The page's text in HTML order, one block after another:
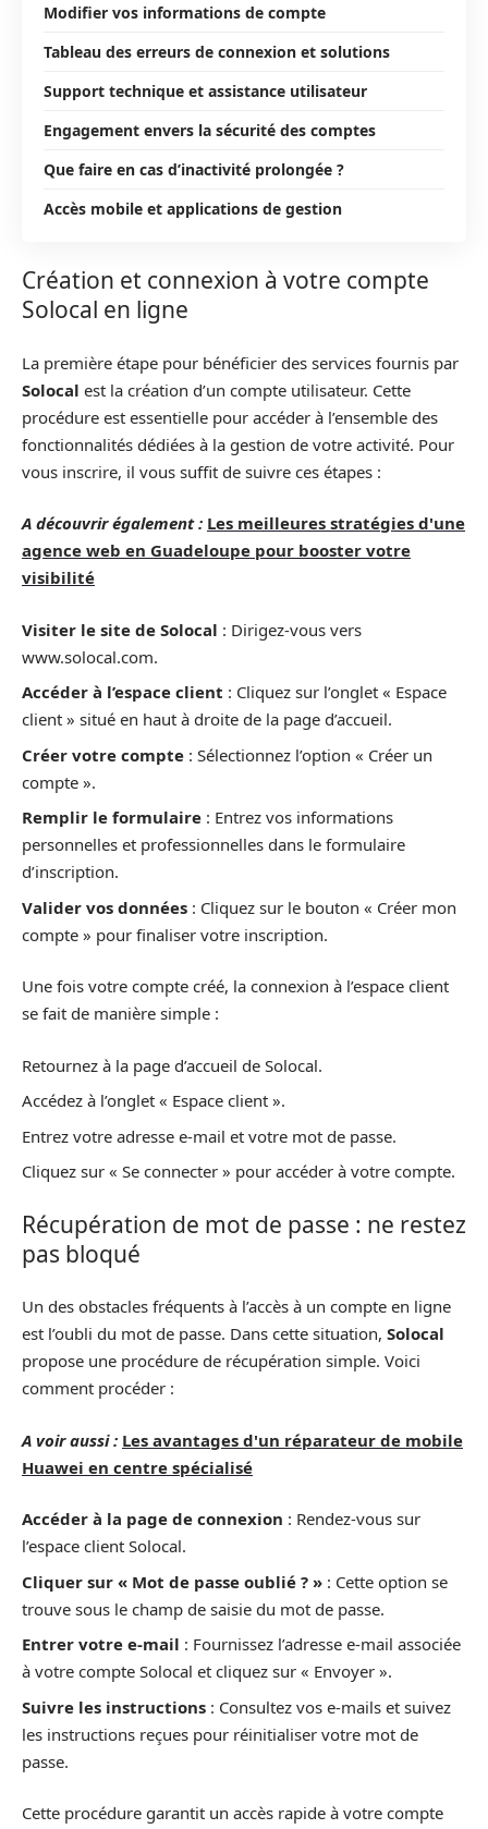
Modifier vos informations de compte
Tableau des erreurs de connexion et solutions
Support technique et assistance utilisateur
Engagement envers la sécurité des comptes
Que faire en cas d’inactivité prolongée ?
Accès mobile et applications de gestion
Création et connexion à votre compte
Solocal en ligne
La première étape pour bénéficier des services fournis par
Solocal est la création d’un compte utilisateur. Cette
procédure est essentielle pour accéder à l’ensemble des
fonctionnalités dédiées à la gestion de votre activité. Pour
vous inscrire, il vous suffit de suivre ces étapes :
A découvrir également : Les meilleures stratégies d'une
agence web en Guadeloupe pour booster votre
visibilité
Visiter le site de Solocal : Dirigez-vous vers
www.solocal.com.
Accéder à l’espace client : Cliquez sur l’onglet « Espace
client » situé en haut à droite de la page d’accueil.
Créer votre compte : Sélectionnez l’option « Créer un
compte ».
Remplir le formulaire : Entrez vos informations
personnelles et professionnelles dans le formulaire
d’inscription.
Valider vos données : Cliquez sur le bouton « Créer mon
compte » pour finaliser votre inscription.
Une fois votre compte créé, la connexion à l’espace client
se fait de manière simple :
Retournez à la page d’accueil de Solocal.
Accédez à l’onglet « Espace client ».
Entrez votre adresse e-mail et votre mot de passe.
Cliquez sur « Se connecter » pour accéder à votre compte.
Récupération de mot de passe : ne restez
pas bloqué
Un des obstacles fréquents à l’accès à un compte en ligne
est l’oubli du mot de passe. Dans cette situation, Solocal
propose une procédure de récupération simple. Voici
comment procéder :
A voir aussi : Les avantages d'un réparateur de mobile
Huawei en centre spécialisé
Accéder à la page de connexion : Rendez-vous sur
l’espace client Solocal.
Cliquer sur « Mot de passe oublié ? » : Cette option se
trouve sous le champ de saisie du mot de passe.
Entrer votre e-mail : Fournissez l’adresse e-mail associée
à votre compte Solocal et cliquez sur « Envoyer ».
Suivre les instructions : Consultez vos e-mails et suivez
les instructions reçues pour réinitialiser votre mot de
passe.
Cette procédure garantit un accès rapide à votre compte